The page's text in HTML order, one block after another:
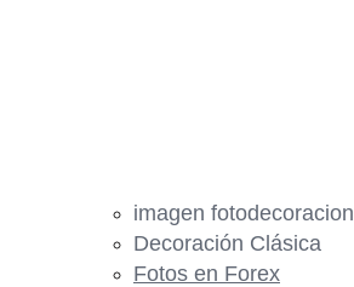
imagen fotodecoracion
Decoración Clásica
Fotos en Forex